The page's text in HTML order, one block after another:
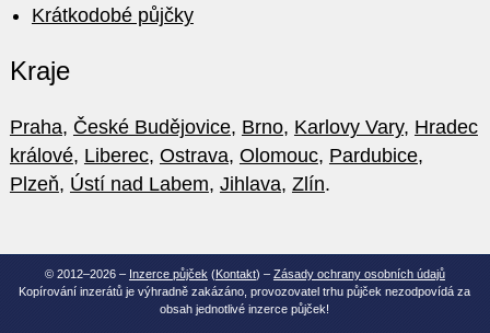
Krátkodobé půjčky
Kraje
Praha, České Budějovice, Brno, Karlovy Vary, Hradec
králové, Liberec, Ostrava, Olomouc, Pardubice,
Plzeň, Ústí nad Labem, Jihlava, Zlín.
© 2012–2026 – Inzerce půjček (Kontakt) – Zásady ochrany osobních údajů
Kopírování inzerátů je výhradně zakázáno, provozovatel trhu půjček nezodpovídá za
obsah jednotlivé inzerce půjček!